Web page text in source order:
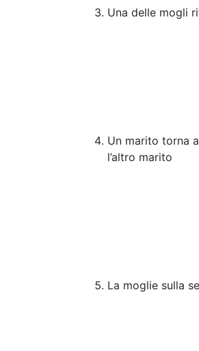
Una delle mogli
Un marito torna
l’altro marito
La moglie sulla